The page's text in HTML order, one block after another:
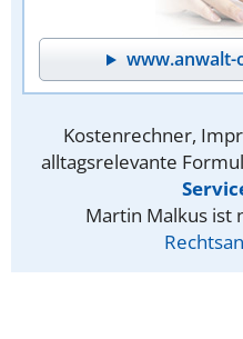
www.anwalt-
Kostenrechner,
alltagsrelevante
Martin Malkus ist